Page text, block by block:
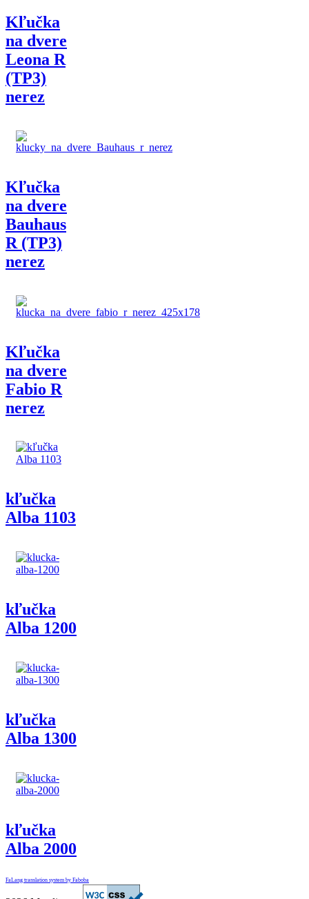
Kľučka
na dvere
Leona R
(TP3)
nerez
Kľučka
na dvere
Bauhaus
R (TP3)
nerez
Kľučka
na dvere
Fabio R
nerez
kľučka
Alba 1103
kľučka
Alba 1200
kľučka
Alba 1300
kľučka
Alba 2000
FaLang translation system by Faboba